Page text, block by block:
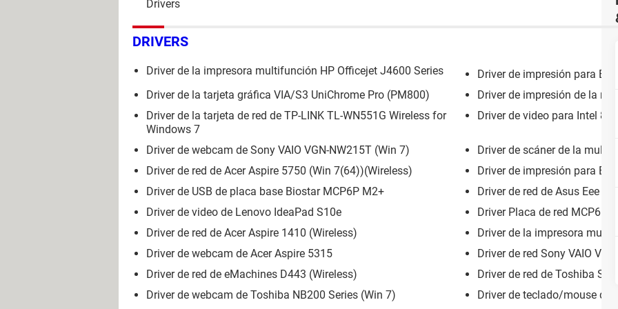
Drivers
DRIVERS
Driver de la impresora multifunción HP Officejet J4600 Series
Driver de impresión para
Driver de la tarjeta gráfica VIA/S3 UniChrome Pro (PM800)
Driver de impresión de la
Driver de la tarjeta de red de TP-LINK TL-WN551G Wireless for
Windows 7
Driver de video para Intel
Driver de webcam de Sony VAIO VGN-NW215T (Win 7)
Driver de scáner de la
Driver de red de Acer Aspire 5750 (Win 7(64))(Wireless)
Driver de impresión para
Driver de USB de placa base Biostar MCP6P M2+
Driver de red de Asus Eee
Driver de video de Lenovo IdeaPad S10e
Driver Placa de red
Driver de red de Acer Aspire 1410 (Wireless)
Driver de la impresora
Driver de webcam de Acer Aspire 5315
Driver de red Sony VAIO
Driver de red de eMachines D443 (Wireless)
Driver de red de Toshiba
Driver de webcam de Toshiba NB200 Series (Win 7)
Driver de teclado/mouse de